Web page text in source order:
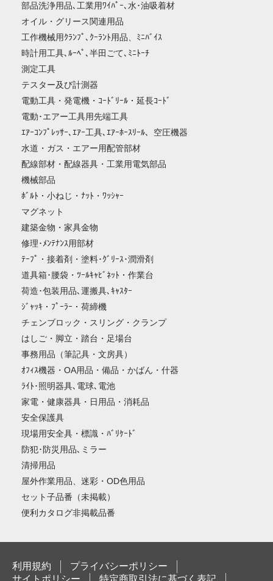
部品洗浄用品､工業用ﾜｲﾊﾟｰ､水･油吸着材
オイル・グリース関連用品
工作機械用ｸﾗﾝﾌﾟ､ｸｰﾗﾝﾄ用品、ﾐﾆﾊﾞｲｽ
時計用工具､ﾙｰﾍﾟ､半田ごて､ﾐﾆﾄｰﾁ
測定工具
テスター及び計測器
電動工具・発電機・ｺｰﾄﾞﾘｰﾙ・延長ｺｰﾄﾞ
電動･エアー工具用先端工具
ｴｱｰｺﾝﾌﾟﾚｯｻｰ､ｴｱｰ工具､ｴｱｰﾎｰｽﾘｰﾙ、空圧機器
水道・ガス・エアー用配管部材
配線部材・配線器具・工業用電気部品
機械部品
ﾎﾞﾙﾄ・小ねじ・ﾅｯﾄ・ﾜｯｼｬｰ
マグネット
建築金物・家具金物
修理･ﾒﾝﾃﾅﾝｽ用部材
ﾃｰﾌﾟ・接着剤・塗料･ｸﾞﾘｰｽ･潤滑剤
道具箱･腰袋・ﾂｰﾙｷｬﾋﾞﾈｯﾄ・作業台
荷造･包装用品､運搬具､ｷｬｽﾀｰ
ｼﾞｬｯｷ・ﾌﾟｰﾗｰ・荷締機
チェンブロック・スリング・クランプ
はしご・脚立・踏台・足場台
事務用品（筆記具・文房具）
ｵﾌｨｽ機器・OA用品・備品・かばん・什器
ﾗｲﾄ･照明器具､電球､電池
家電・健康器具・日用品・消耗品
安全保護具
現場用安全具・標識・ﾊﾞﾘｹｰﾄﾞ
防犯･防災用品､ミラー
清掃用品
屋外作業用品、迷彩・OD色用品
セット子品番（未掲載）
便利カタログ非掲載品番
利用規約
プライバシーポリシー